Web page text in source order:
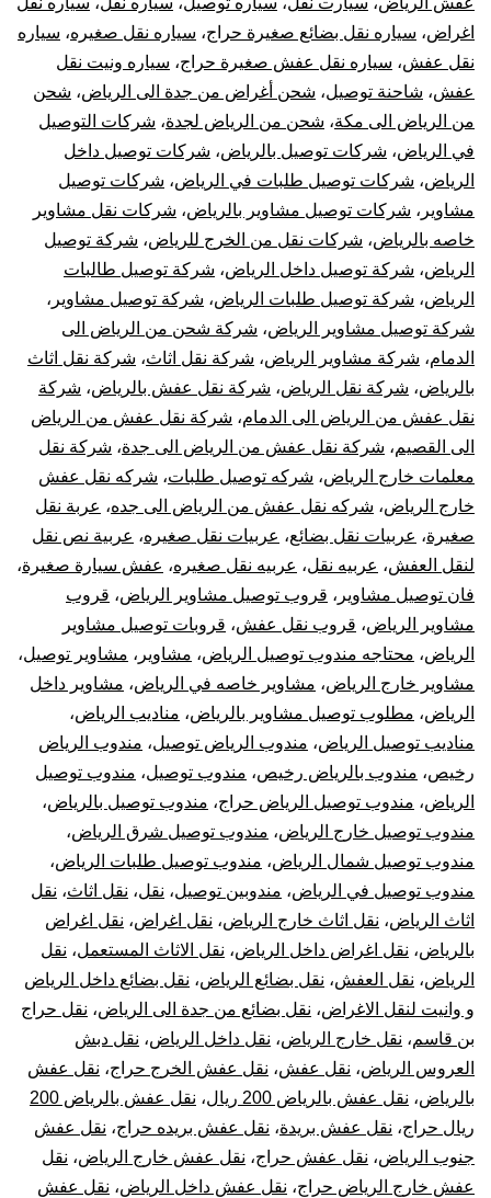
اغراض، سياره نقل بضائع صغيرة حراج، سياره نقل صغيره، سياره
نقل عفش، سياره نقل عفش صغيرة حراج، سياره ونيت نقل
عفش، شاحنة توصيل، شحن أغراض من جدة الى الرياض، شحن
من الرياض الى مكة، شحن من الرياض لجدة، شركات التوصيل
في الرياض، شركات توصيل بالرياض، شركات توصيل داخل
الرياض، شركات توصيل طلبات في الرياض، شركات توصيل
مشاوير ، شركات توصيل مشاوير بالرياض، شركات نقل مشاوير
خاصه بالرياض، شركات نقل من الخرج للرياض، شركة توصيل
الرياض، شركة توصيل داخل الرياض، شركة توصيل طالبات
الرياض، شركة توصيل طلبات الرياض، شركة توصيل مشاوير ،
شركة توصيل مشاوير الرياض، شركة شحن من الرياض الى
الدمام، شركة مشاوير الرياض، شركة نقل اثاث، شركة نقل اثاث
بالرياض، شركة نقل الرياض، شركة نقل عفش بالرياض، شركة
نقل عفش من الرياض الى الدمام، شركة نقل عفش من الرياض
الى القصيم، شركة نقل عفش من الرياض الى جدة، شركة نقل
معلمات خارج الرياض، شركه توصيل طلبات، شركه نقل عفش
خارج الرياض، شركه نقل عفش من الرياض الى جده، عربة نقل
صغيرة، عربيات نقل بضائع، عربيات نقل صغيره، عربية نص نقل
لنقل العفش، عربيه نقل، عربيه نقل صغيره، عفش سيارة صغيرة،
فان توصيل مشاوير ، قروب توصيل مشاوير الرياض، قروب
مشاوير الرياض، قروب نقل عفش، قروبات توصيل مشاوير
الرياض، محتاجه مندوب توصيل الرياض، مشاوير ، مشاوير توصيل،
مشاوير خارج الرياض، مشاوير خاصه في الرياض، مشاوير داخل
الرياض، مطلوب توصيل مشاوير بالرياض، مناديب الرياض،
مناديب توصيل الرياض، مندوب الرياض توصيل، مندوب الرياض
رخيص، مندوب بالرياض رخيص، مندوب توصيل، مندوب توصيل
الرياض، مندوب توصيل الرياض حراج، مندوب توصيل بالرياض،
مندوب توصيل خارج الرياض، مندوب توصيل شرق الرياض،
مندوب توصيل شمال الرياض، مندوب توصيل طلبات الرياض،
مندوب توصيل في الرياض، مندوبين توصيل، نقل، نقل اثاث، نقل
اثاث الرياض، نقل اثاث خارج الرياض، نقل اغراض، نقل اغراض
بالرياض، نقل اغراض داخل الرياض، نقل الاثاث المستعمل، نقل
الرياض، نقل العفش، نقل بضائع الرياض، نقل بضائع داخل الرياض
و وانيت لنقل الاغراض، نقل بضائع من جدة الى الرياض، نقل حراج
بن قاسم، نقل خارج الرياض، نقل داخل الرياض، نقل دبش
العروس الرياض، نقل عفش، نقل عفش الخرج حراج، نقل عفش
بالرياض، نقل عفش بالرياض 200 ريال ،
نقل عفش بالرياض 200
ريال حراج، نقل عفش بريدة، نقل عفش بريده حراج، نقل عفش
جنوب الرياض، نقل عفش حراج، نقل عفش خارج الرياض، نقل
عفش خارج الرياض حراج، نقل عفش داخل الرياض، نقل عفش